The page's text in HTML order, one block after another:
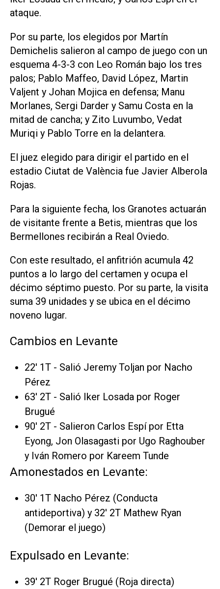
ataque.
Por su parte, los elegidos por Martín
Demichelis salieron al campo de juego con un
esquema 4-3-3 con Leo Román bajo los tres
palos; Pablo Maffeo, David López, Martin
Valjent y Johan Mojica en defensa; Manu
Morlanes, Sergi Darder y Samu Costa en la
mitad de cancha; y Zito Luvumbo, Vedat
Muriqi y Pablo Torre en la delantera.
El juez elegido para dirigir el partido en el
estadio Ciutat de València fue Javier Alberola
Rojas.
Para la siguiente fecha, los Granotes actuarán
de visitante frente a Betis, mientras que los
Bermellones recibirán a Real Oviedo.
Con este resultado, el anfitrión acumula 42
puntos a lo largo del certamen y ocupa el
décimo séptimo puesto. Por su parte, la visita
suma 39 unidades y se ubica en el décimo
noveno lugar.
Cambios en Levante
22' 1T - Salió Jeremy Toljan por Nacho
Pérez
63' 2T - Salió Iker Losada por Roger
Brugué
90' 2T - Salieron Carlos Espí por Etta
Eyong, Jon Olasagasti por Ugo Raghouber
y Iván Romero por Kareem Tunde
Amonestados en Levante:
30' 1T Nacho Pérez (Conducta
antideportiva) y 32' 2T Mathew Ryan
(Demorar el juego)
Expulsado en Levante:
39' 2T Roger Brugué (Roja directa)